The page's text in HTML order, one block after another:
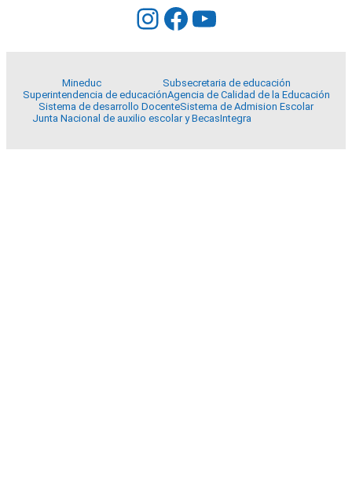
Instagram
Facebook
YouTube
Mineduc
Subsecretaria de educación
Superintendencia de educaciónAgencia de Calidad de la Educación
Sistema de desarrollo DocenteSistema de Admision Escolar
Junta Nacional de auxilio escolar y BecasIntegra